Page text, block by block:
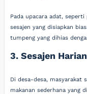
Pada upacara adat,
sesajen yang disiapkan
tumpeng yang dihias
3. Sesajen Harian
Di desa-desa, masyarakat
makanan sederhana